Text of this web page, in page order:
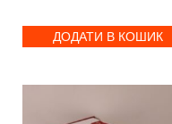
ДОДАТИ В КОШИК